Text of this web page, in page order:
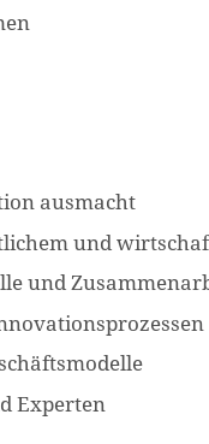
ausmacht
und
und
Experten